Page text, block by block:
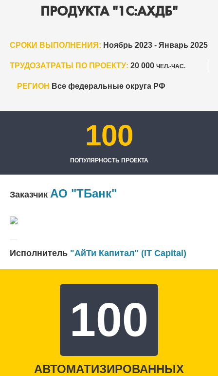
ПРОДУКТА "1С:АХДБ"
СРОКИ ВЫПОЛНЕНИЯ: Ноябрь 2023 - Январь 2025
ТРУДОЗАТРАТЫ ПО ПРОЕКТУ: 20 000 ЧЕЛ.-ЧАС.
РЕГИОН Все федеральные округа РФ
100
ПОПУЛЯРНОСТЬ ПРОЕКТА
Заказчик АО "ТБанк"
Исполнитель "АйТи Капитал" (IT Capital)
100
АВТОМАТИЗИРОВАННЫХ